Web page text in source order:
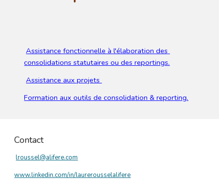
Assistance fonctionnelle à l'élaboration des
consolidations statutaires ou des reportings.
Assistance aux projets
Formation aux outils de consolidation & reporting.
Contact
lroussel@alifere.com
www.linkedin.com/in/laurerousselalifere